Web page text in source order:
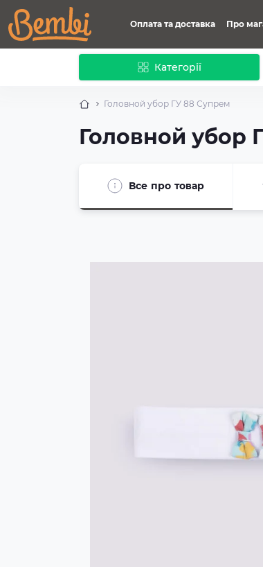
Оплата та доставка Про
Категорії
Головной убор ГУ 88 Супрем
Головной убор
Все про товар